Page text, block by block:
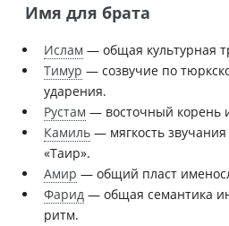
Имя для брата
Ислам — общая культурная
Тимур — созвучие по
ударения.
Рустам — восточный корень
Камиль — мягкость
«Таир».
Амир — общий пласт
Фарид — общая семантика
ритм.